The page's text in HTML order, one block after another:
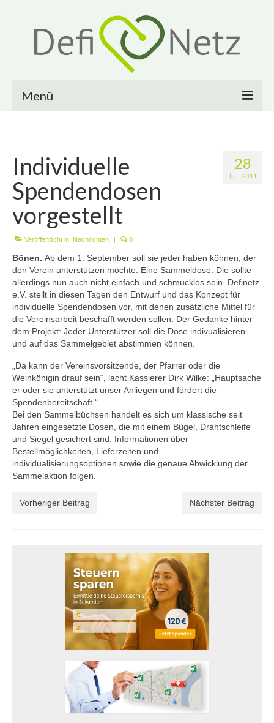
Menü
Milestones
Mitglied werden
Mitmachen
Jobs
Ehrenamt
Partner
Organisationen
Wissenschaft
Sponsoren und Förderer
Geschäftsstelle
Kontakt
Nachrichten
Projekte für Gemeinden
Projekte für Vereine
Projekte für Unternehmen
Survivors – Den Herztod überleben
Überlebende
28
JULI 2011
Individuelle
Spendendosen
vorgestellt
Veröffentlicht in: Nachrichten | 0
Bönen. Ab dem 1. September soll sie jeder haben können, der
den Verein unterstützen möchte: Eine Sammeldose. Die sollte
allerdings nun auch nicht einfach und schmucklos sein. Definetz
e.V. stellt in diesen Tagen den Entwurf und das Konzept für
individuelle Spendendosen vor, mit denen zusätzliche Mittel für
die Vereinsarbeit beschafft werden sollen. Der Gedanke hinter
dem Projekt: Jeder Unterstützer soll die Dose indivualisieren
und auf das Sammelgebiet abstimmen können.
„Da kann der Vereinsvorsitzende, der Pfarrer oder die
Weinkönigin drauf sein“, lacht Kassierer Dirk Wilke: „Hauptsache
er oder sie unterstützt unser Anliegen und fördert die
Spendenbereitschaft.“
Bei den Sammelbüchsen handelt es sich um klassische seit
Jahren eingesetzte Dosen, die mit einem Bügel, Drahtschleife
und Siegel gesichert sind. Informationen über
Bestellmöglichkeiten, Lieferzeiten und
individualisierungsoptionen sowie die genaue Abwicklung der
Sammelaktion folgen.
Vorheriger Beitrag Nächster Beitrag